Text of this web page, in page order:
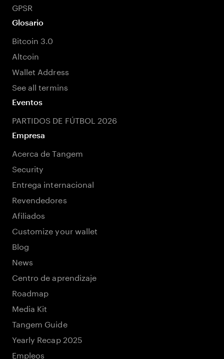
GPSR
Glosario
Bitcoin 3.0
Altcoin
Wallet Address
See all termins
Eventos
PARTIDOS DE FÚTBOL 2026
Empresa
Acerca de Tangem
Security
Entrega internacional
Revendedores
Afiliados
Customize your wallet
Blog
News
Centro de aprendizaje
Roadmap
Media Kit
Tangem Guide
Yearly Recap 2025
Empleos